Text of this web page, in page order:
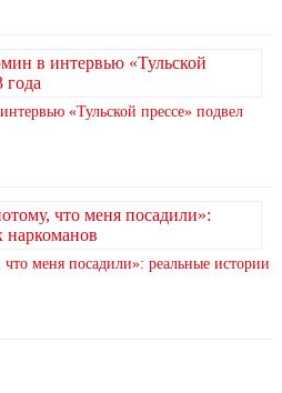
«Тульской прессе» подвел
меня посадили»: реальные истории